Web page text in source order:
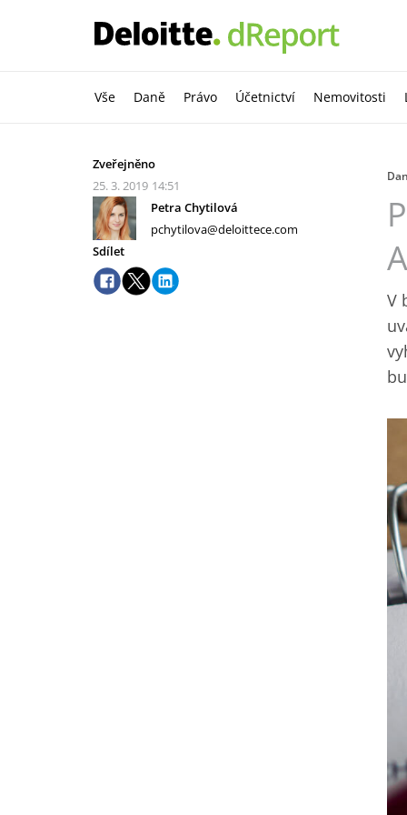
Vše Daně Právo Účetnictví Nemovitosti
Zveřejněno
25. 3. 2019 14:51
Petra Chytilová
pchytilova@deloittece.com
Sdílet
V